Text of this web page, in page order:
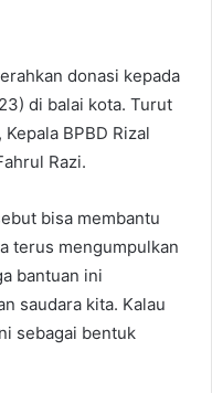
donasi kepada
di balai kota. Turut
BPBD Rizal
Razi.
bisa membantu
terus mengumpulkan
bantuan ini
saudara kita. Kalau
sebagai bentuk